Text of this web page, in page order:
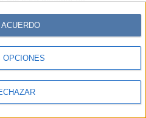
de otorgar su consentimiento.
de sus datos
su consentimiento, pero usted
procesamiento. Sus
en cualquier
OPCIONES